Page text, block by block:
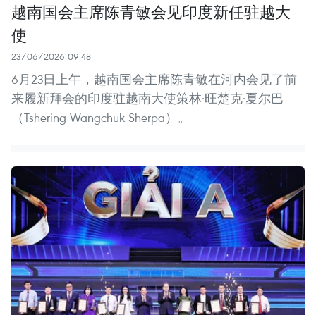
越南国会主席陈青敏会见印度新任驻越大
使
23/06/2026 09:48
6月23日上午，越南国会主席陈青敏在河内会见了前
来履新拜会的印度驻越南大使策林·旺楚克·夏尔巴
（Tshering Wangchuk Sherpa）。